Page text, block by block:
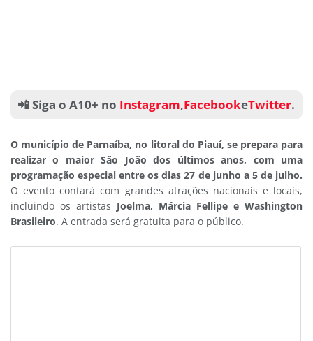
📲 Siga o A10+ no Instagram,FacebookeTwitter.
O município de Parnaíba, no litoral do Piauí, se prepara para
realizar o maior São João dos últimos anos, com uma
programação especial entre os dias 27 de junho a 5 de julho.
O evento contará com grandes atrações nacionais e locais,
incluindo os artistas Joelma, Márcia Fellipe e Washington
Brasileiro. A entrada será gratuita para o público.